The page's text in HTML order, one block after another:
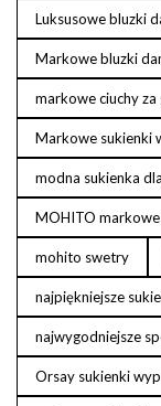
Luksusowe bluzki
Markowe bluzki
markowe ciuchy za
Markowe sukienki
modna sukienka
MOHITO
mohito swetry
najpiękniejsze
najwygodniejsze
Orsay sukienki